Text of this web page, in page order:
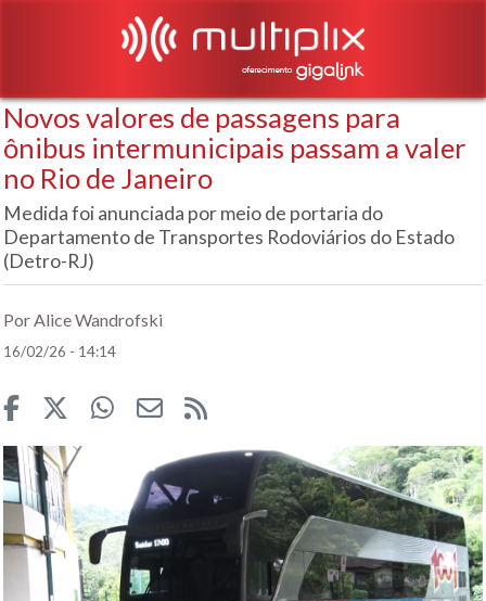
Novos valores de passagens para
ônibus intermunicipais passam a valer
no Rio de Janeiro
Medida foi anunciada por meio de portaria do
Departamento de Transportes Rodoviários do Estado
(Detro-RJ)
Por Alice Wandrofski
16/02/26 - 14:14